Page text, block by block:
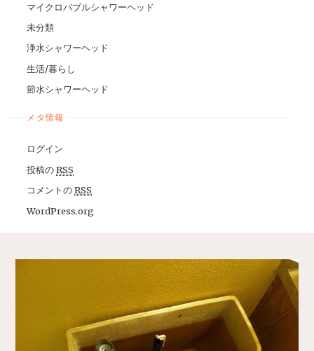
マイクロバブルシャワーヘッド
未分類
浄水シャワーヘッド
生活/暮らし
節水シャワーヘッド
メタ情報
ログイン
投稿のRSS
コメントのRSS
WordPress.org